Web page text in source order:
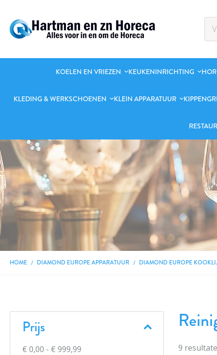
KOELEN EN VRIEZEN KEUKENINRICHTING
KLEDING & WERKSCHOENEN KLEIN APPARATUUR
HOME DIAMOND EUROPE APPARATUUR DIAMOND EUROPE
9
Prijs
€ 0,00 - € 999,99